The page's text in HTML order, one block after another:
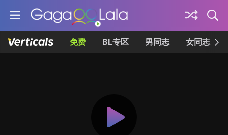
免费 BL专区 男同志 女同志